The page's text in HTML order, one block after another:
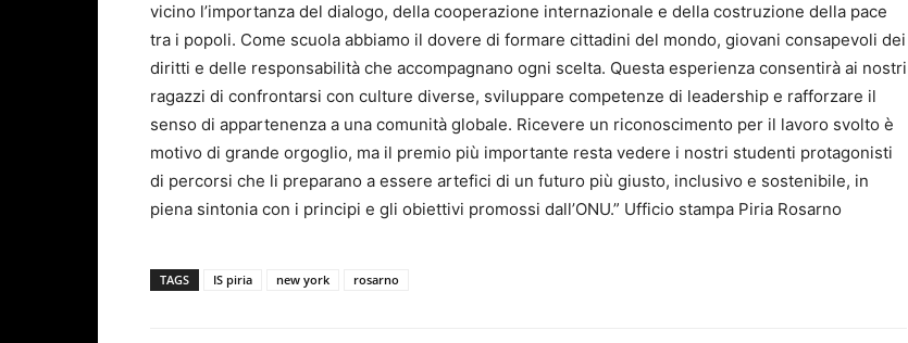
vicino l’importanza del dialogo, della cooperazione internazionale e della costruzione della pace
tra i popoli. Come scuola abbiamo il dovere di formare cittadini del mondo, giovani consapevoli dei
diritti e delle responsabilità che accompagnano ogni scelta. Questa esperienza consentirà ai nostri
ragazzi di confrontarsi con culture diverse, sviluppare competenze di leadership e rafforzare il
senso di appartenenza a una comunità globale. Ricevere un riconoscimento per il lavoro svolto è
motivo di grande orgoglio, ma il premio più importante resta vedere i nostri studenti protagonisti
di percorsi che li preparano a essere artefici di un futuro più giusto, inclusivo e sostenibile, in
piena sintonia con i principi e gli obiettivi promossi dall’ONU.” Ufficio stampa Piria Rosarno
TAGS IS piria new york rosarno